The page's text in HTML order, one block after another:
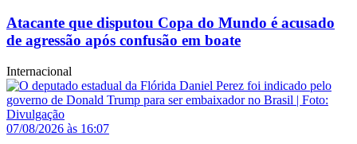
Atacante que disputou Copa do Mundo é acusado
de agressão após confusão em boate
Internacional
07/08/2026 às 16:07